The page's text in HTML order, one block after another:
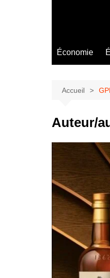
Économie
Accueil
Auteur/